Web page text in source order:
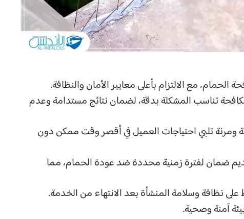
مع الالتزام بأعلى معايير الأمان والنظافة.
تناسب المشكلة بدقة، لضمان نتائج مستدامة وعدم
ومرنة تلبي احتياجات العميل في أقصر وقت ممكن دون
ضمان لفترة زمنية محددة ضد عودة الحمام، مما
نظافة وسلامة المنشأة بعد الانتهاء من الخدمة.
آمنة وصحية.